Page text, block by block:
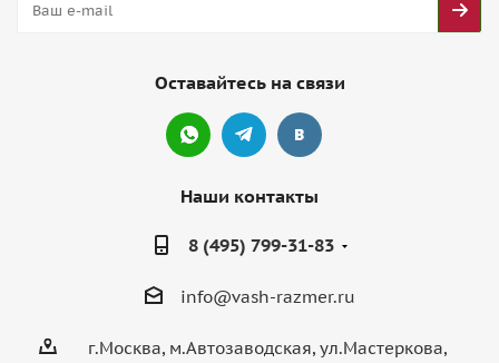
Оставайтесь на связи
Наши контакты
8 (495) 799-31-83
info@vash-razmer.ru
г.Москва, м.Автозаводская, ул.Мастеркова,